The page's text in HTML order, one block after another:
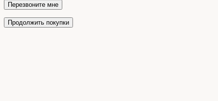
Перезвоните мне
Продолжить покупки